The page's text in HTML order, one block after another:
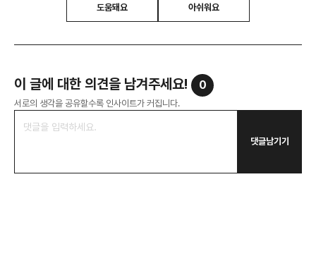
도움돼요 아쉬워요
이 글에 대한 의견을 남겨주세요! 0
서로의 생각을 공유할수록 인사이트가 커집니다.
댓글남기기